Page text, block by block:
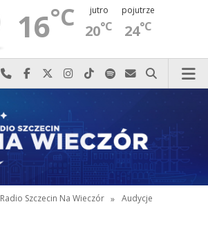
16°C jutro
20°C
pojutrze
24°C
Najlepiej po prostu do nas zadzwoń
Odwiedź nas na Facebook-u
Odwiedź nas na X
Odwiedź nas na Instagram-ie
Odwiedź nas na TikTok-u
Szukaj nas na Spotify
Wyślij do nas
Szukaj
Radio Szczecin Na Wieczór » Audycje